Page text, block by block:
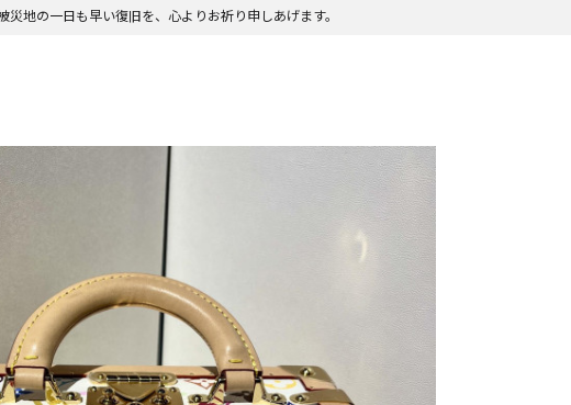
地の一日も早い復旧を、心よりお祈り申しあげます。